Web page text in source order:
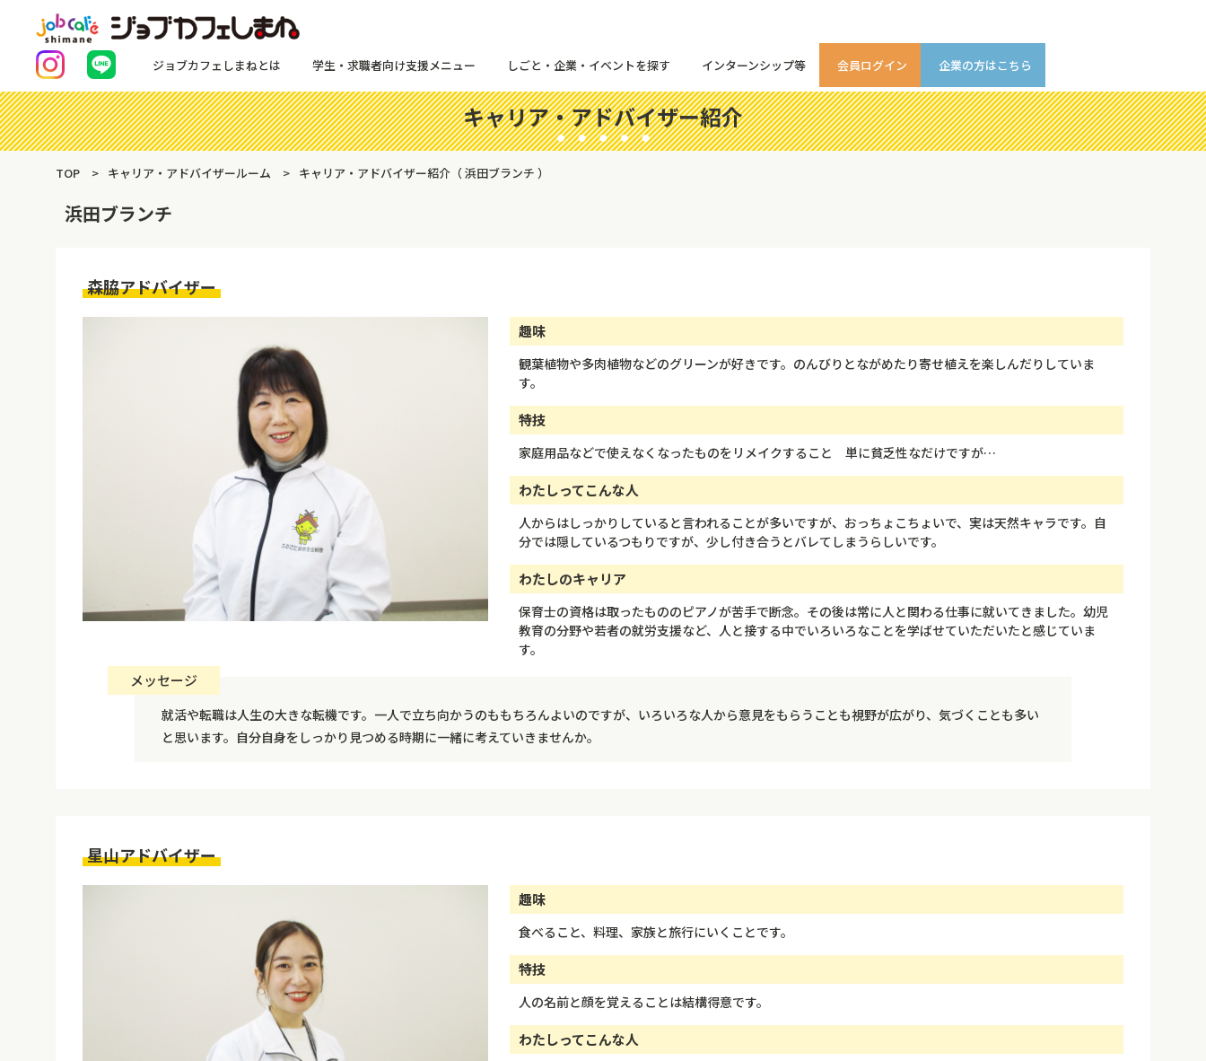
ジョブカフェしまねとは 学生・求職者向け支援メニュー しごと・企業・イベントを探す インターンシップ等 会員ログイン 企業の方はこちら
キャリア・アドバイザー紹介
TOP キャリア・アドバイザールーム キャリア・アドバイザー紹介（ 浜田ブランチ ）
浜田ブランチ
森脇アドバイザー
趣味
観葉植物や多肉植物などのグリーンが好きです。のんびりとながめたり寄せ植えを楽しんだりしていま
す。
特技
家庭用品などで使えなくなったものをリメイクすること 単に貧乏性なだけですが…
わたしってこんな人
人からはしっかりしていると言われることが多いですが、おっちょこちょいで、実は天然キャラです。自
分では隠しているつもりですが、少し付き合うとバレてしまうらしいです。
わたしのキャリア
保育士の資格は取ったもののピアノが苦手で断念。その後は常に人と関わる仕事に就いてきました。幼児
教育の分野や若者の就労支援など、人と接する中でいろいろなことを学ばせていただいたと感じていま
す。
メッセージ
就活や転職は人生の大きな転機です。一人で立ち向かうのももちろんよいのですが、いろいろな人から意見をもらうことも視野が広がり、気づくことも多い
と思います。自分自身をしっかり見つめる時期に一緒に考えていきませんか。
星山アドバイザー
趣味
食べること、料理、家族と旅行にいくことです。
特技
人の名前と顔を覚えることは結構得意です。
わたしってこんな人